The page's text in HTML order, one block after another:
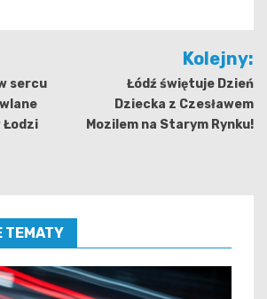
sercu
Łodzi
Kolejny:
Łódź świętuje Dzień
Dziecka z Czesławem
Mozilem na Starym Rynku!
TEMATY